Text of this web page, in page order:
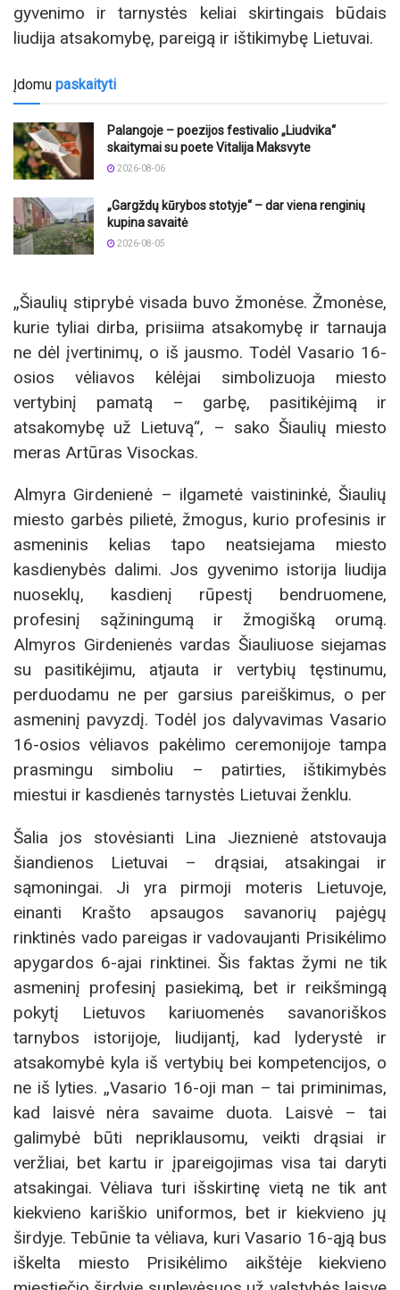
gyvenimo ir tarnystės keliai skirtingais būdais
liudija atsakomybę, pareigą ir ištikimybę Lietuvai.
Įdomu paskaityti
Palangoje – poezijos festivalio „Liudvika“
skaitymai su poete Vitalija Maksvyte
2026-08-06
„Gargždų kūrybos stotyje“ – dar viena renginių
kupina savaitė
2026-08-05
„Šiaulių stiprybė visada buvo žmonėse. Žmonėse,
kurie tyliai dirba, prisiima atsakomybę ir tarnauja
ne dėl įvertinimų, o iš jausmo. Todėl Vasario 16-
osios vėliavos kėlėjai simbolizuoja miesto
vertybinį pamatą – garbę, pasitikėjimą ir
atsakomybę už Lietuvą“, – sako Šiaulių miesto
meras Artūras Visockas.
Almyra Girdenienė – ilgametė vaistininkė, Šiaulių
miesto garbės pilietė, žmogus, kurio profesinis ir
asmeninis kelias tapo neatsiejama miesto
kasdienybės dalimi. Jos gyvenimo istorija liudija
nuoseklų, kasdienį rūpestį bendruomene,
profesinį sąžiningumą ir žmogišką orumą.
Almyros Girdenienės vardas Šiauliuose siejamas
su pasitikėjimu, atjauta ir vertybių tęstinumu,
perduodamu ne per garsius pareiškimus, o per
asmeninį pavyzdį. Todėl jos dalyvavimas Vasario
16-osios vėliavos pakėlimo ceremonijoje tampa
prasmingu simboliu – patirties, ištikimybės
miestui ir kasdienės tarnystės Lietuvai ženklu.
Šalia jos stovėsianti Lina Jieznienė atstovauja
šiandienos Lietuvai – drąsiai, atsakingai ir
sąmoningai. Ji yra pirmoji moteris Lietuvoje,
einanti Krašto apsaugos savanorių pajėgų
rinktinės vado pareigas ir vadovaujanti Prisikėlimo
apygardos 6-ajai rinktinei. Šis faktas žymi ne tik
asmeninį profesinį pasiekimą, bet ir reikšmingą
pokytį Lietuvos kariuomenės savanoriškos
tarnybos istorijoje, liudijantį, kad lyderystė ir
atsakomybė kyla iš vertybių bei kompetencijos, o
ne iš lyties. „Vasario 16-oji man – tai priminimas,
kad laisvė nėra savaime duota. Laisvė – tai
galimybė būti nepriklausomu, veikti drąsiai ir
veržliai, bet kartu ir įpareigojimas visa tai daryti
atsakingai. Vėliava turi išskirtinę vietą ne tik ant
kiekvieno kariškio uniformos, bet ir kiekvieno jų
širdyje. Tebūnie ta vėliava, kuri Vasario 16-ąją bus
iškelta miesto Prisikėlimo aikštėje kiekvieno